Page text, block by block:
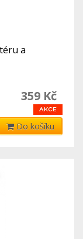
a
359 Kč
Do košíku